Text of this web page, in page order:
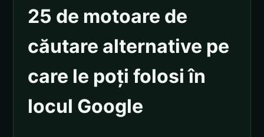
25 de motoare de
căutare alternative pe
care le poți folosi în
locul Google